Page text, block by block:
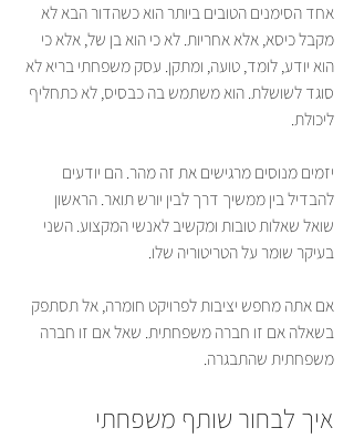
אחד הסימנים הטובים ביותר הוא כשהדור הבא לא
מקבל כיסא, אלא אחריות. לא כי הוא בן של, אלא כי
הוא יודע, לומד, טועה, ומתקן. עסק משפחתי בריא לא
סוגד לשושלת. הוא משתמש בה כבסיס, לא כתחליף
ליכולת.
יזמים מנוסים מרגישים את זה מהר. הם יודעים
להבדיל בין ממשיך דרך לבין יורש תואר. הראשון
שואל שאלות טובות ומקשיב לאנשי המקצוע. השני
בעיקר שומר על הטריטוריה שלו.
אם אתה מחפש יציבות לפרויקט חומרה, אל תסתפק
בשאלה אם זו חברה משפחתית. שאל אם זו חברה
משפחתית שהתבגרה.
איך לבחור שותף משפחתי